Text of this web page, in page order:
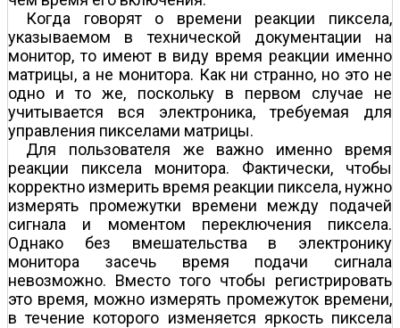
Когда говорят о времени реакции пиксела,
указываемом в технической документации на
монитор, то имеют в виду время реакции именно
матрицы, а не монитора. Как ни странно, но это не
одно и то же, поскольку в первом случае не
учитывается вся электроника, требуемая для
управления пикселами матрицы.
Для пользователя же важно именно время
реакции пиксела монитора. Фактически, чтобы
корректно измерить время реакции пиксела, нужно
измерять промежутки времени между подачей
сигнала и моментом переключения пиксела.
Однако без вмешательства в электронику
монитора засечь время подачи сигнала
невозможно. Вместо того чтобы регистрировать
это время, можно измерять промежуток времени,
в течение которого изменяется яркость пиксела